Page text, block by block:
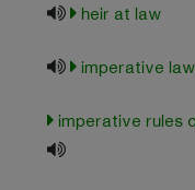
heir at law
imperative law
imperative rules